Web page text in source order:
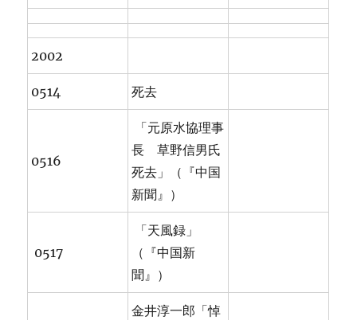
2002
0514 死去
0516
「元原水協理事
長 草野信男氏
死去」（『中国
新聞』）
0517
「天風録」
（『中国新
聞』）
金井淳一郎「悼